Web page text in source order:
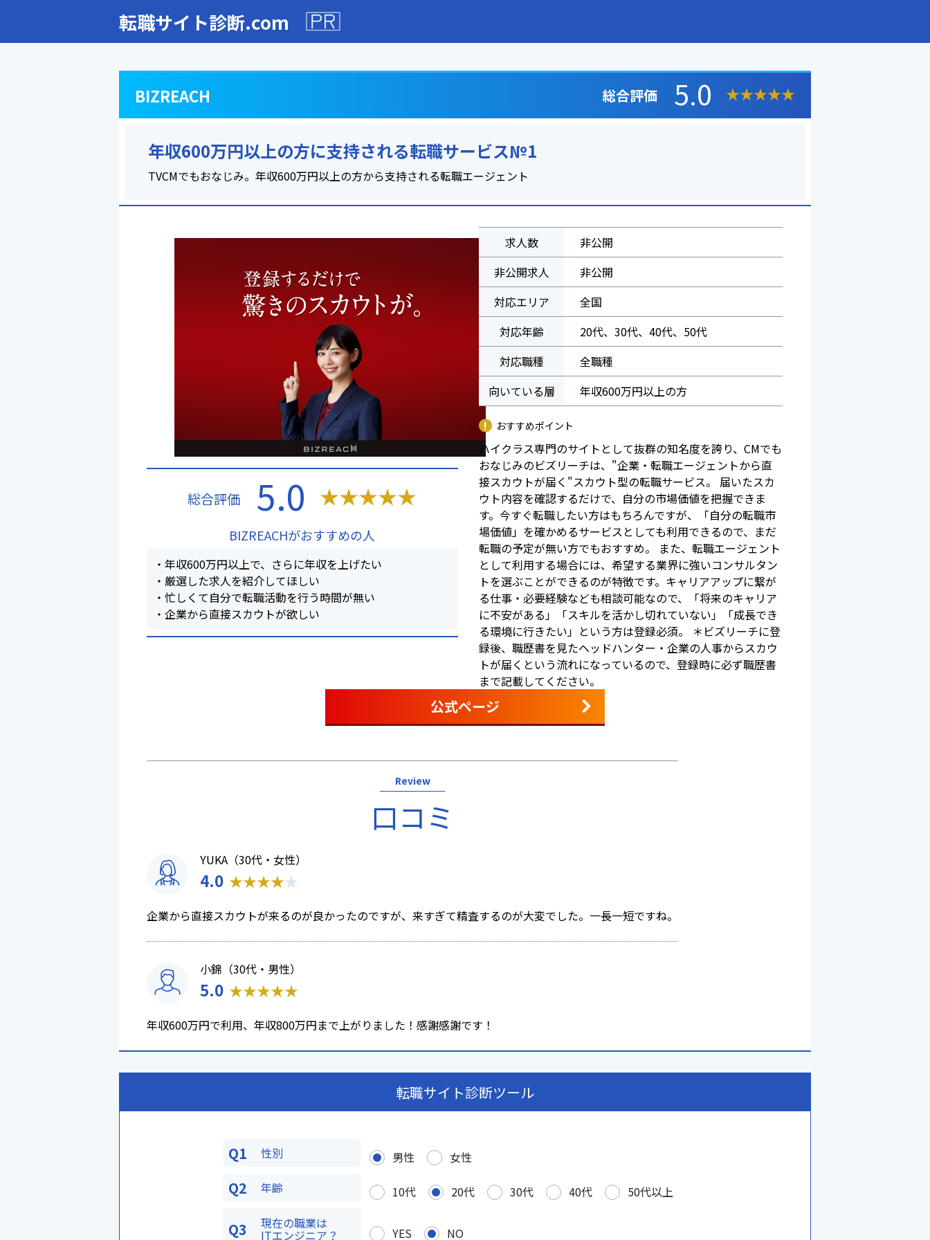
転職サイト診断.com
BIZREACH 総合評価 5.0 ★★★★★
年収600万円以上の方に支持される転職サービス№1
TVCMでもおなじみ。年収600万円以上の方から支持される転職エージェント
総合評価 5.0 ★★★★★
BIZREACHがおすすめの人
・年収600万円以上で、さらに年収を上げたい
・厳選した求人を紹介してほしい
・忙しくて自分で転職活動を行う時間が無い
・企業から直接スカウトが欲しい
求人数
非公開
非公開求人
非公開
対応エリア
全国
対応年齢
20代、30代、40代、50代
対応職種
全職種
向いている層
年収600万円以上の方
おすすめポイント
ハイクラス専門のサイトとして抜群の知名度を誇り、CMでも
おなじみのビズリーチは、"企業・転職エージェントから直
接スカウトが届く"スカウト型の転職サービス。 届いたスカ
ウト内容を確認するだけで、自分の市場価値を把握できま
す。今すぐ転職したい方はもちろんですが、「自分の転職市
場価値」を確かめるサービスとしても利用できるので、まだ
転職の予定が無い方でもおすすめ。 また、転職エージェント
として利用する場合には、希望する業界に強いコンサルタン
トを選ぶことができるのが特徴です。キャリアアップに繋が
る仕事・必要経験なども相談可能なので、「将来のキャリア
に不安がある」「スキルを活かし切れていない」「成長でき
る環境に行きたい」という方は登録必須。 ＊ビズリーチに登
録後、職歴書を見たヘッドハンター・企業の人事からスカウ
トが届くという流れになっているので、登録時に必ず職歴書
まで記載してください。
公式ページ
Review
口コミ
YUKA（30代・女性）
4.0 ★★★★★
企業から直接スカウトが来るのが良かったのですが、来すぎて精査するのが大変でした。一長一短ですね。
小錦（30代・男性）
5.0 ★★★★★
年収600万円で利用、年収800万円まで上がりました！感謝感謝です！
転職サイト診断ツール
Q1 性別 男性 女性
Q2 年齢 10代 20代 30代 40代 50代以上
Q3 現在の職業は
ITエンジニア？ YES NO